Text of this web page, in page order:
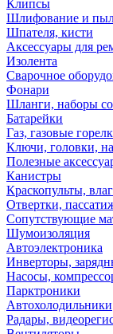
Клипсы
Шлифование и
Шпателя, кисти
Аксессуары для
Изолента
Сварочное
Фонари
Шланги, наборы
Батарейки
Газ, газовые
Ключи, головки,
Полезные
Канистры
Краскопульты,
Отвертки,
Сопутствующие
Шумоизоляция
Автоэлектроника
Инверторы,
Насосы,
Парктроники
Автохолодильники
Радары,